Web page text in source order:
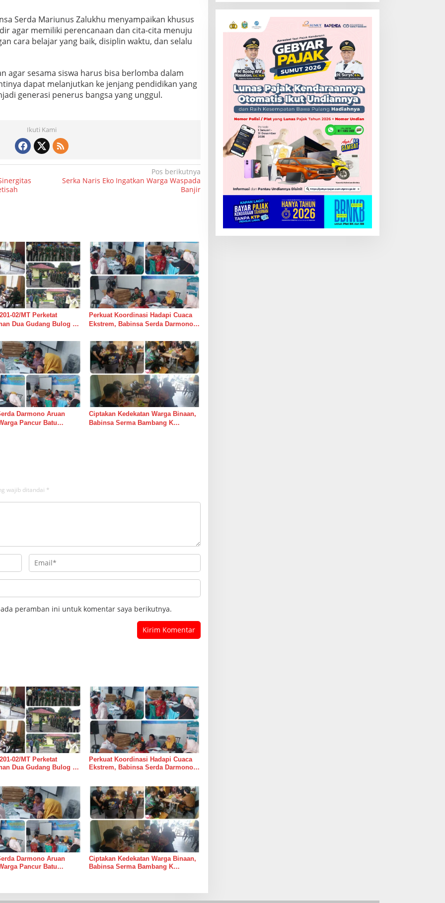
Serda Mariunus Zalukhu menyampaikan khusus
agar memiliki perencanaan dan cita-cita menuju
cara belajar yang baik, disiplin waktu, dan selalu
agar sesama siswa harus bisa berlomba dalam
dapat melanjutkan ke jenjang pendidikan yang
generasi penerus bangsa yang unggul.
Ikuti Kami
Pos berikutnya
Serka Naris Eko Ingatkan Warga Waspada
Banjir
02/MT Perketat
Dua Gudang Bulog di
Perkuat Koordinasi Hadapi Cuaca
Ekstrem, Babinsa Serda Darmono
Langkah Mitigasi
Darmono Aruan
Pancur Batu
Ciptakan Kedekatan Warga Binaan,
Babinsa Serma Bambang K
wajib ditandai *
peramban ini untuk komentar saya berikutnya.
02/MT Perketat
Dua Gudang Bulog di
Perkuat Koordinasi Hadapi Cuaca
Ekstrem, Babinsa Serda Darmono
Darmono Aruan
Pancur Batu
Ciptakan Kedekatan Warga Binaan,
Babinsa Serma Bambang K